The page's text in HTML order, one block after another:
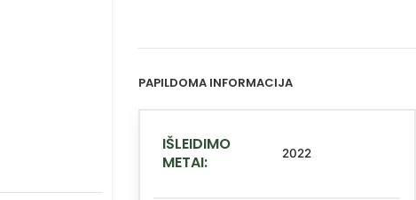
PAPILDOMA INFORMACIJA
IŠLEIDIMO
METAI:
2022